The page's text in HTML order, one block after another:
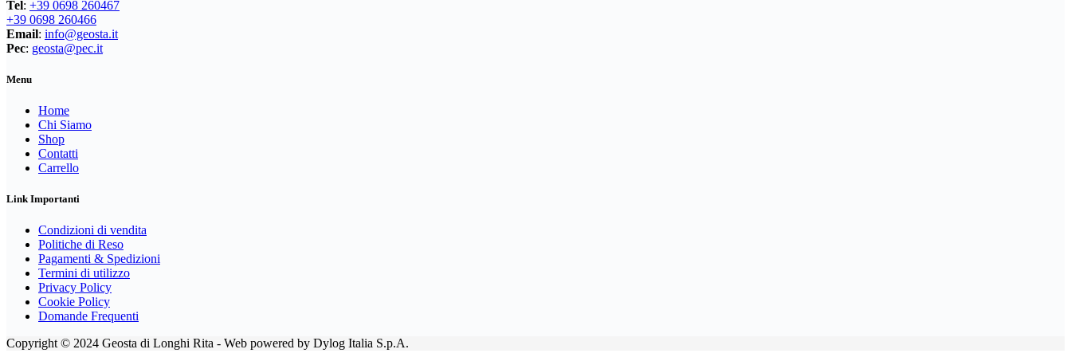
prodotto
Tel: +39 0698 260467
+39 0698 260466
Email: info@geosta.it
Pec: geosta@pec.it
Menu
Home
Chi Siamo
Shop
Contatti
Carrello
Link Importanti
Condizioni di vendita
Politiche di Reso
Pagamenti & Spedizioni
Termini di utilizzo
Privacy Policy
Cookie Policy
Domande Frequenti
Copyright © 2024 Geosta di Longhi Rita - Web powered by Dylog Italia S.p.A.